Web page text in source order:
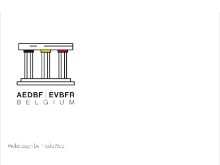
Webdesign by ProduWeb